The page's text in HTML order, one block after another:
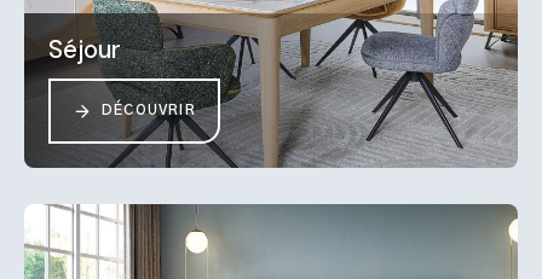
Séjour
DÉCOUVRIR